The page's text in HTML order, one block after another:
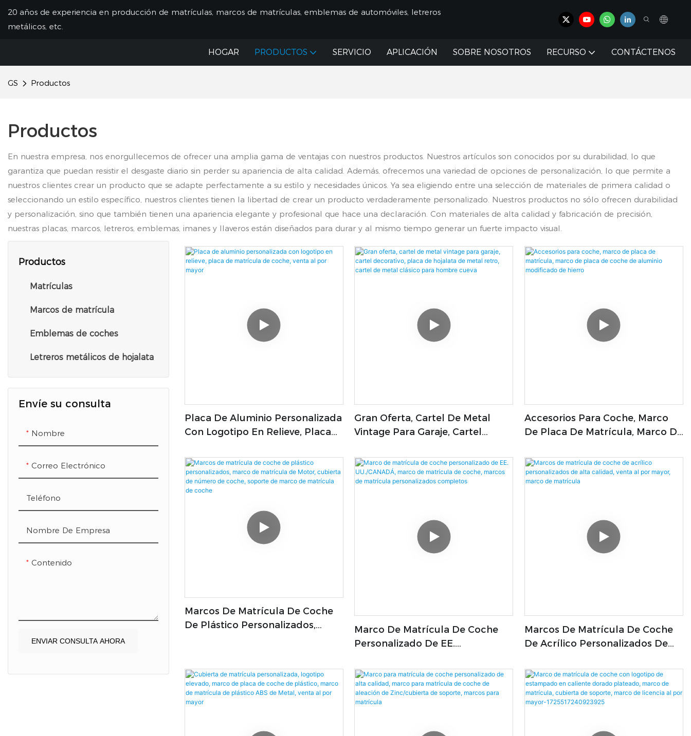
20 años de experiencia en producción de matrículas, marcos de matrículas, emblemas de automóviles, letreros
metálicos, etc.
HOGAR PRODUCTOS SERVICIO APLICACIÓN SOBRE NOSOTROS RECURSO CONTÁCTENOS
GS Productos
Productos
En nuestra empresa, nos enorgullecemos de ofrecer una amplia gama de ventajas con nuestros productos. Nuestros artículos son conocidos por su durabilidad, lo que
garantiza que puedan resistir el desgaste diario sin perder su apariencia de alta calidad. Además, ofrecemos una variedad de opciones de personalización, lo que permite a
nuestros clientes crear un producto que se adapte perfectamente a su estilo y necesidades únicos. Ya sea eligiendo entre una selección de materiales de primera calidad o
seleccionando un estilo específico, nuestros clientes tienen la libertad de crear un producto verdaderamente personalizado. Nuestros productos no sólo ofrecen durabilidad
y personalización, sino que también tienen una apariencia elegante y profesional que hace una declaración. Con materiales de alta calidad y fabricación de precisión,
nuestras placas, marcos, letreros, emblemas, imanes y llaveros están diseñados para durar y al mismo tiempo generar un fuerte impacto visual.
Productos
Matrículas
Marcos de matrícula
Emblemas de coches
Letreros metálicos de hojalata
Envíe su consulta
Nombre
Correo Electrónico
Teléfono
Nombre De Empresa
Contenido
ENVIAR CONSULTA AHORA
Placa De Aluminio Personalizada
Con Logotipo En Relieve, Placa
Por Mayor
Gran Oferta, Cartel De Metal
Vintage Para Garaje, Cartel
Metal Retro, Cartel De Metal
Clásico Para Hombre Cueva
Accesorios Para Coche, Marco
De Placa De Matrícula, Marco De
Modificado De Hierro
Marcos De Matrícula De Coche
De Plástico Personalizados,
Soporte De Marco De Matrícula
De Coche
Marco De Matrícula De Coche
Personalizado De EE.
Matrícula De Coche, Marcos De
Matrícula Personalizados
Completos
Marcos De Matrícula De Coche
De Acrílico Personalizados De
Marco De Matrícula